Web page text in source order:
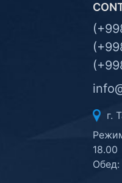
г.
18.00
Обед: